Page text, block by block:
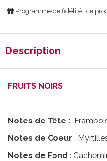
Programme de fidélité : ce
Description
FRUITS NOIRS
Notes de Tête :
Notes de Coeur :
Notes de Fond :